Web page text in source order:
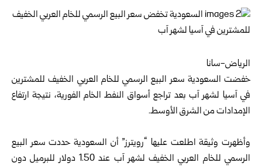
الرياض-سانا
خفضت السعودية سعر البيع الرسمي للخام العربي الخفيف للمشترين
في آسيا لشهر آب بعد تراجع أسواق النفط الخام الفورية، نتيجة ‌ارتفاع
⁠الإمدادات من الشرق الأوسط.
وأظهرت وثيقة اطلعت عليها “رويترز” أن السعودية حددت سعر البيع
الرسمي للخام العربي الخفيف لشهر آب عند ⁠1.50 دولار للبرميل دون